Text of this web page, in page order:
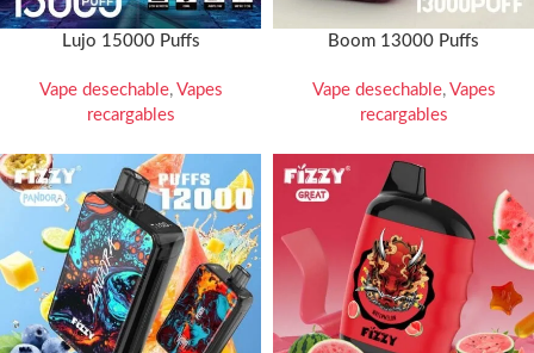
Lujo 15000 Puffs
Vape desechable, Vapes
recargables
Boom 13000 Puffs
Vape desechable, Vapes
recargables